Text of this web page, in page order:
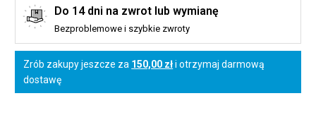
Do 14 dni na zwrot lub wymianę
Bezproblemowe i szybkie zwroty
Zrób zakupy jeszcze za 150,00 złi otrzymaj darmową
dostawę